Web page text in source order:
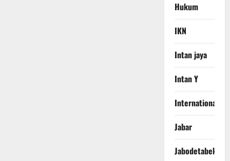
Hukum
IKN
Intan jaya
Intan Y
International
Jabar
Jabodetabek